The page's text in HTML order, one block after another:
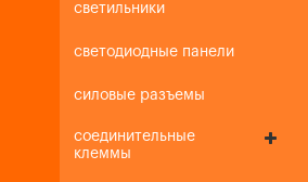
светильники
светодиодные панели
силовые разъемы
соединительные
клеммы